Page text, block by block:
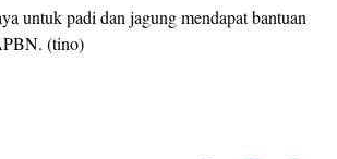
untuk padi dan jagung mendapat bantuan
(tino)